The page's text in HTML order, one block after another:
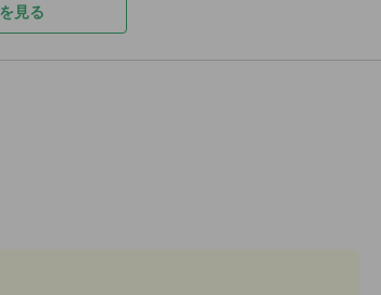
見る